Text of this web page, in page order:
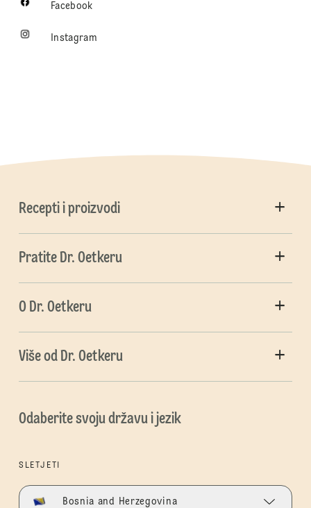
Facebook
Instagram
Recepti i proizvodi
Pratite Dr. Oetkeru
O Dr. Oetkeru
Više od Dr. Oetkeru
Odaberite svoju državu i jezik
SLETJETI
Bosnia and Herzegovina